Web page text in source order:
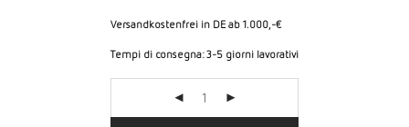
22,00
attuale
di
20,00
Versandkostenfrei in DE ab 1.000,-€
Tempi di consegna:3-5 giorni lavorativi